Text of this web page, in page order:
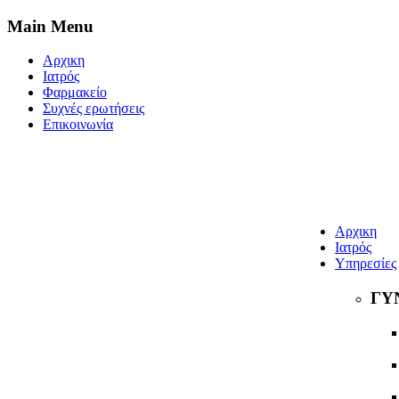
Main Menu
Αρχικη
Ιατρός
Φαρμακείο
Συχνές ερωτήσεις
Επικοινωνία
Αρχικη
Ιατρός
Υπηρεσίες